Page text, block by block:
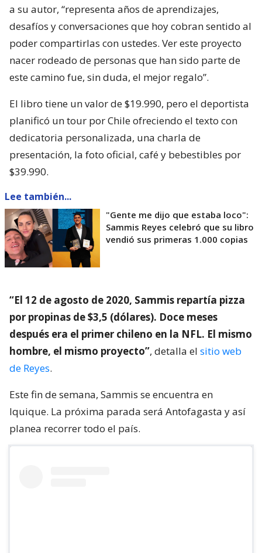
a su autor, “representa años de aprendizajes,
desafíos y conversaciones que hoy cobran sentido al
poder compartirlas con ustedes. Ver este proyecto
nacer rodeado de personas que han sido parte de
este camino fue, sin duda, el mejor regalo”.
El libro tiene un valor de $19.990, pero el deportista
planificó un tour por Chile ofreciendo el texto con
dedicatoria personalizada, una charla de
presentación, la foto oficial, café y bebestibles por
$39.990.
Lee también...
"Gente me dijo que estaba loco":
Sammis Reyes celebró que su libro
vendió sus primeras 1.000 copias
“El 12 de agosto de 2020, Sammis repartía pizza
por propinas de $3,5 (dólares). Doce meses
después era el primer chileno en la NFL. El mismo
hombre, el mismo proyecto”, detalla el sitio web
de Reyes.
Este fin de semana, Sammis se encuentra en
Iquique. La próxima parada será Antofagasta y así
planea recorrer todo el país.